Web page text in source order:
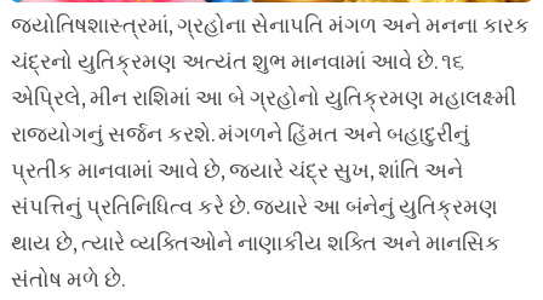
જ્યોતિષશાસ્ત્રમાં, ગ્રહોના સેનાપતિ મંગળ અને મનના કારક
ચંદ્રનો યુતિક્રમણ અત્યંત શુભ માનવામાં આવે છે. ૧૬
એપ્રિલે, મીન રાશિમાં આ બે ગ્રહોનો યુતિક્રમણ મહાલક્ષ્મી
રાજયોગનું સર્જન કરશે. મંગળને હિંમત અને બહાદુરીનું
પ્રતીક માનવામાં આવે છે, જ્યારે ચંદ્ર સુખ, શાંતિ અને
સંપત્તિનું પ્રતિનિધિત્વ કરે છે. જ્યારે આ બંનેનું યુતિક્રમણ
થાય છે, ત્યારે વ્યક્તિઓને નાણાકીય શક્તિ અને માનસિક
સંતોષ મળે છે.